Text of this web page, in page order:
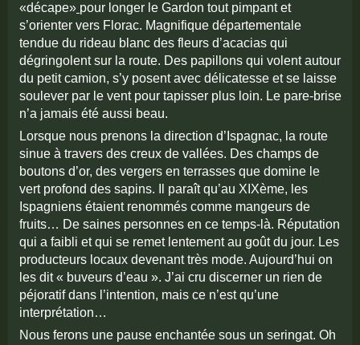
«décape» pour longer le Gardon tout pimpant et
s’orienter vers Florac. Magnifique départementale
tendue du rideau blanc des fleurs d’acacias qui
dégringolent sur la route. Des papillons qui volent autour
du petit camion, s’y posent avec délicatesse et se laisse
soulever par le vent pour tapisser plus loin. Le pare-brise
n’a jamais été aussi beau.
Lorsque nous prenons la direction d’Ispagnac, la route
sinue à travers des creux de vallées. Des champs de
boutons d’or, des vergers en terrasses que domine le
vert profond des sapins. Il paraît qu’au XIXème, les
Ispagniens étaient renommés comme mangeurs de
fruits… De saines personnes en ce temps-là. Réputation
qui a faibli et qui se remet lentement au goût du jour. Les
producteurs locaux devenant très mode. Aujourd’hui on
les dit « buveurs d’eau ». J’ai cru discerner un rien de
péjoratif dans l’intention, mais ce n’est qu’une
interprétation…
Nous ferons une pause enchantée sous un seringat. Oh